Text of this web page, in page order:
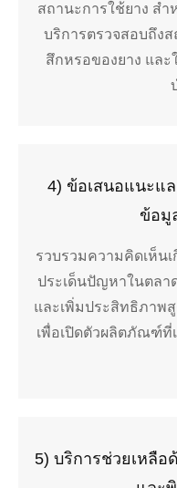
สถานะการใช้ยาง ส
บริการตรวจสอบถึง
สึกหรอของยาง แล
4) ข้อเสนอแนะแ
ข้อมู
รวบรวมความคิดเห็น
ประเด็นปัญหาในตลา
และเพิ่มประสิทธิภาพ
เพื่อเปิดตัวผลิตภัณฑ์ที่
5) บริการช่วยเหลื